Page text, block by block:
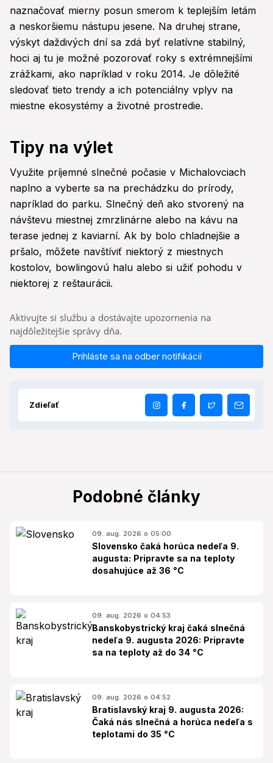
naznačovať mierny posun smerom k teplejším letám
a neskoršiemu nástupu jesene. Na druhej strane,
výskyt daždivých dní sa zdá byť relatívne stabilný,
hoci aj tu je možné pozorovať roky s extrémnejšími
zrážkami, ako napríklad v roku 2014. Je dôležité
sledovať tieto trendy a ich potenciálny vplyv na
miestne ekosystémy a životné prostredie.
Tipy na výlet
Využite príjemné slnečné počasie v Michalovciach
naplno a vyberte sa na prechádzku do prírody,
napríklad do parku. Slnečný deň ako stvorený na
návštevu miestnej zmrzlinárne alebo na kávu na
terase jednej z kaviarní. Ak by bolo chladnejšie a
pršalo, môžete navštíviť niektorý z miestnych
kostolov, bowlingovú halu alebo si užiť pohodu v
niektorej z reštaurácii.
Aktivujte si službu a dostávajte upozornenia na
najdôležitejšie správy dňa.
Prihláste sa na odber notifikácií
Zdieľať
Podobné články
09. aug. 2026 o 05:00
Slovensko čaká horúca nedeľa 9.
augusta: Pripravte sa na teploty
dosahujúce až 36 °C
09. aug. 2026 o 04:53
Banskobystrický kraj čaká slnečná
nedeľa 9. augusta 2026: Pripravte
sa na teploty až do 34 °C
09. aug. 2026 o 04:52
Bratislavský kraj 9. augusta 2026:
Čaká nás slnečná a horúca nedeľa s
teplotami do 35 °C